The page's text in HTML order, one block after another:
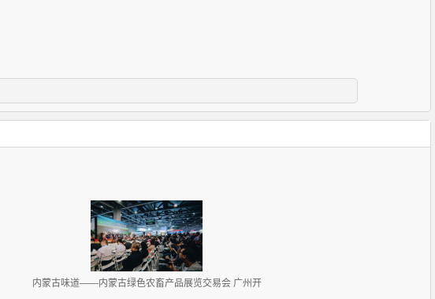
内蒙古味道——内蒙古绿色农畜产品展览交易会 广州开